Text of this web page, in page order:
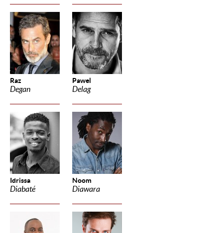
Raz
Degan
Pawel
Delag
Idrissa
Diabaté
Noom
Diawara